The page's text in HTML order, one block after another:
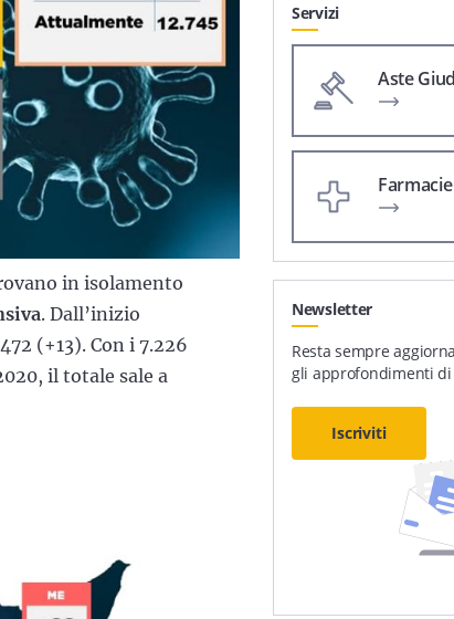
in isolamento
. Dall’inizio
(+13). Con i 7.226
il totale sale a
Servizi
Aste
Newsletter
Resta sempre
gli approfondimenti
Iscriviti